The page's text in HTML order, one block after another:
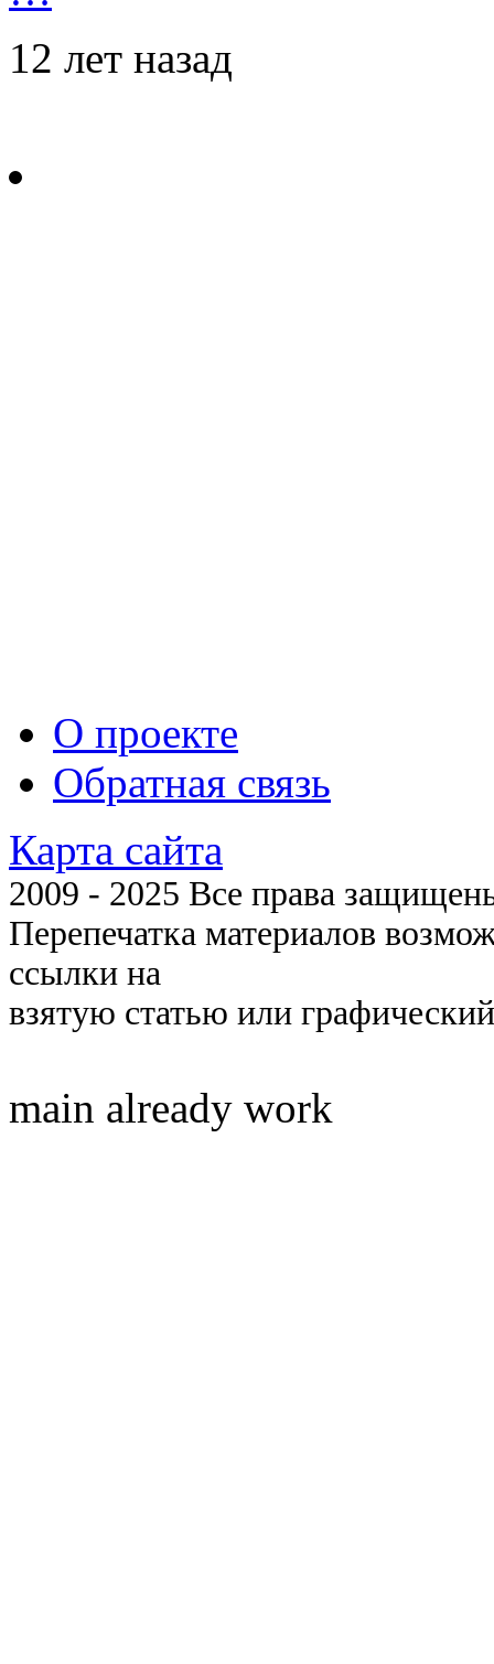
12 лет назад
О проекте
Обратная связь
Карта сайта
2009 - 2025 Все права
Перепечатка материалов
ссылки на
взятую статью или
main already work